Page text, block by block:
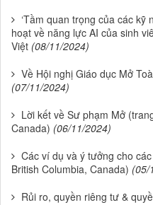
‘Tầm quan trọng của các
hoạt về năng lực AI của sinh
Việt (08/11/2024)
Về Hội nghị Giáo dục Mở
(07/11/2024)
Lời kết về Sư phạm Mở
Canada) (06/11/2024)
Các ví dụ và ý tưởng cho
British Columbia, Canada) (05/
Rủi ro, quyền riêng tư &